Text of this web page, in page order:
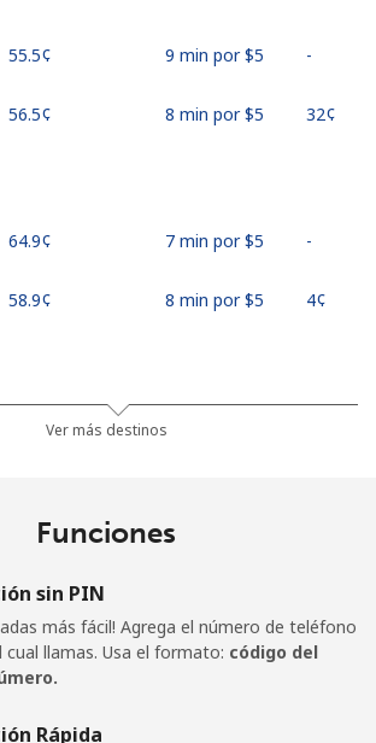
⁦55.5¢⁩ 9 min por ⁦$5⁩ -
⁦56.5¢⁩ 8 min por ⁦$5⁩ ⁦32¢⁩
⁦64.9¢⁩ 7 min por ⁦$5⁩ -
⁦58.9¢⁩ 8 min por ⁦$5⁩ ⁦4¢⁩
⁦32.5¢⁩
15 min por
⁦$5⁩
⁦1.5¢⁩
333 min por
-
Ver más destinos
Funciones
sin PIN
más fácil! Agrega el número de teléfono
cual llamas. Usa el formato: código del
Rápida